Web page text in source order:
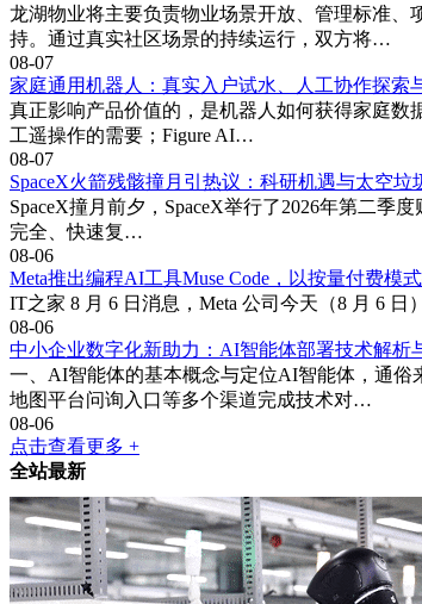
龙湖物业将主要负责物业场景开放、管理标准
持。通过真实社区场景的持续运行，双方将…
08-07
家庭通用机器人：真实入户试水、人工协作探索
真正影响产品价值的，是机器人如何获得家庭数
工遥操作的需要；Figure AI…
08-07
SpaceX火箭残骸撞月引热议：科研机遇与太空垃
SpaceX撞月前夕，SpaceX举行了2026年第二季
完全、快速复…
08-06
Meta推出编程AI工具Muse Code，以按量付费模
IT之家 8 月 6 日消息，Meta 公司今天（8 月 6
08-06
中小企业数字化新助力：AI智能体部署技术解析
一、AI智能体的基本概念与定位AI智能体，通俗
地图平台问询入口等多个渠道完成技术对…
08-06
点击查看更多 +
全站最新